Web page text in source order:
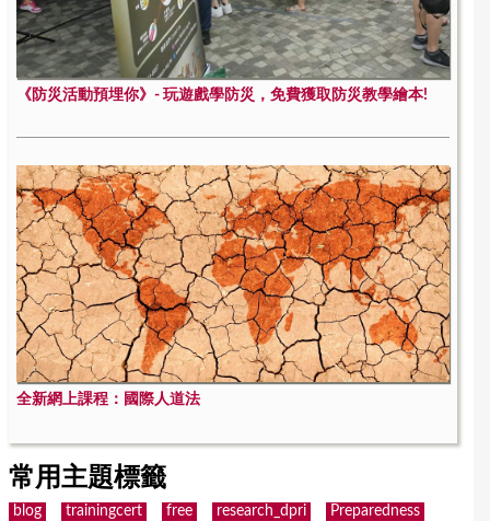
《防災活動預埋你》- 玩遊戲學防災，免費獲取防災教學繪本!
全新網上課程：國際人道法
常用主題標籤
blog trainingcert free research_dpri
Preparedness